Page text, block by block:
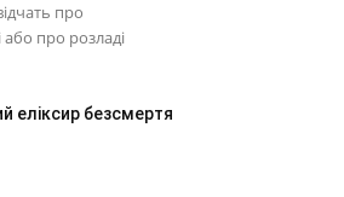
про
про розладі
еліксир безсмертя